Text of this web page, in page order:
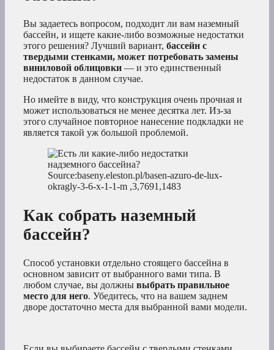
Вы задаетесь вопросом, подходит ли вам наземный
бассейн, и ищете какие-либо возможные недостатки
этого решения? Лучший вариант, бассейн с
твердыми стенками, может потребовать замены
виниловой облицовки — и это единственный
недостаток в данном случае.
Но имейте в виду, что конструкция очень прочная и
может использоваться не менее десятка лет. Из-за
этого случайное повторное нанесение подкладки не
является такой уж большой проблемой.
Source:baseny.eleston.pl/basen-azuro-de-lux-
okragly-3-6-x-1-1-m ,3,7691,1483
Как собрать наземный
бассейн?
Способ установки отдельно стоящего бассейна в
основном зависит от выбранного вами типа. В
любом случае, вы должны выбрать правильное
место для него. Убедитесь, что на вашем заднем
дворе достаточно места для выбранной вами модели.